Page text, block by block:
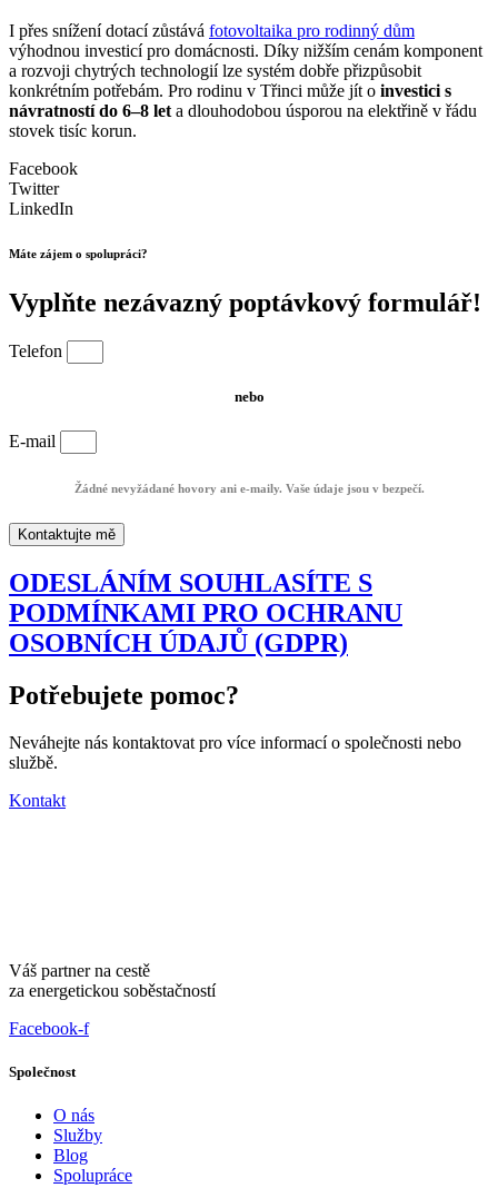
I přes snížení dotací zůstává fotovoltaika pro rodinný dům
výhodnou investicí pro domácnosti. Díky nižším cenám komponent
a rozvoji chytrých technologií lze systém dobře přizpůsobit
konkrétním potřebám. Pro rodinu v Třinci může jít o investici s
návratností do 6–8 let a dlouhodobou úsporou na elektřině v řádu
stovek tisíc korun.
Facebook
Twitter
LinkedIn
Máte zájem o spolupráci?
Vyplňte nezávazný poptávkový formulář!
Telefon
nebo
E-mail
Žádné nevyžádané hovory ani e-maily. Vaše údaje jsou v bezpečí.
Kontaktujte mě
ODESLÁNÍM SOUHLASÍTE S
PODMÍNKAMI PRO OCHRANU
OSOBNÍCH ÚDAJŮ (GDPR)
Potřebujete pomoc?
Neváhejte nás kontaktovat pro více informací o společnosti nebo
službě.
Kontakt
Váš partner na cestě
za energetickou soběstačností
Facebook-f
Společnost
O nás
Služby
Blog
Spolupráce